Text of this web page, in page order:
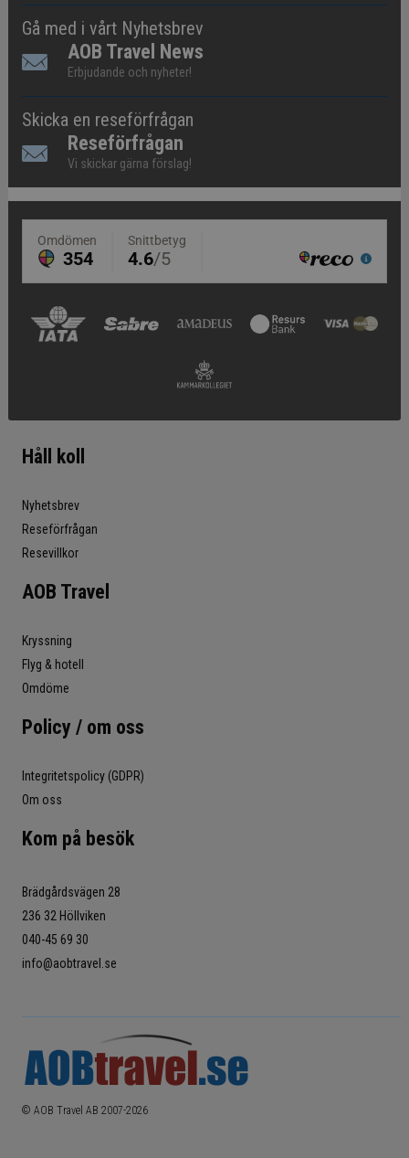
Gå med i vårt Nyhetsbrev
AOB Travel News
Erbjudande och nyheter!
Skicka en reseförfrågan
Reseförfrågan
Vi skickar gärna förslag!
Håll koll
Nyhetsbrev
Reseförfrågan
Resevillkor
AOB Travel
Kryssning
Flyg & hotell
Omdöme
Policy / om oss
Integritetspolicy (GDPR)
Om oss
Kom på besök
Brädgårdsvägen 28
236 32 Höllviken
040-45 69 30
info@aobtravel.se
© AOB Travel AB 2007-2026